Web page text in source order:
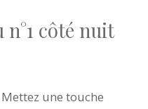
n°1 côté nuit
une touche